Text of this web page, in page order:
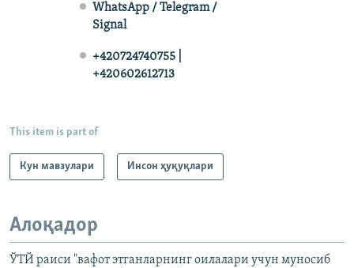
WhatsApp / Telegram /
Signal
+420724740755 |
+420602612713
This item is part of
Кун мавзулари Инсон ҳуқуқлари
Алоқадор
ЎТЙ раиси "вафот этганларнинг оилалари учун муносиб